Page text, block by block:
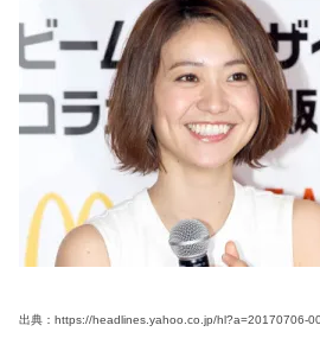
出典：https://headlines.yahoo.co.jp/hl?a=20170706-